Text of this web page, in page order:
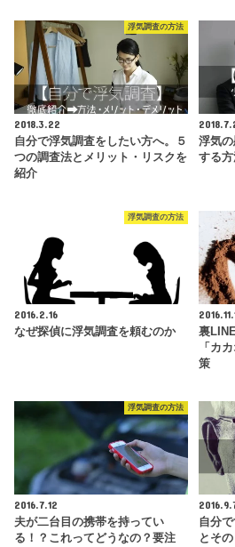
浮気調査の方法
2018.3.22
自分で浮気調査をしたい方へ。５
つの調査法とメリット・リスクを
紹介
浮気
する
浮気調査の方法
2016.2.16
なぜ探偵に浮気調査を頼むのか
裏
「カ
策
浮気調査の方法
2016.7.12
夫が二台目の携帯を持ってい
る！？これってどうなの？要注
自分
とそ